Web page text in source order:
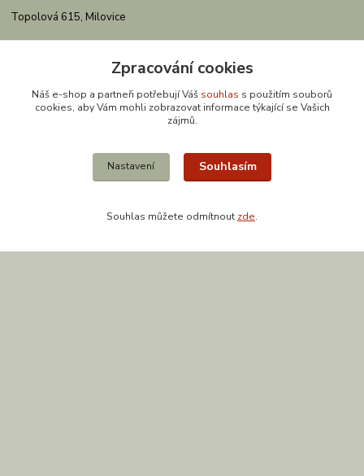
Topolová 615, Milovice
Zpracování cookies
Náš e-shop a partneři potřebují Váš souhlas s použitím souborů
cookies, aby Vám mohli zobrazovat informace týkající se Vašich
zájmů.
Nastavení Souhlasím
Souhlas můžete odmítnout zde.